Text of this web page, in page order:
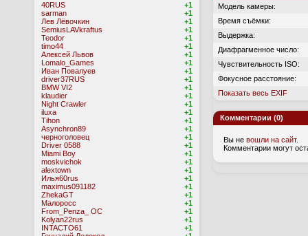
40RUS
+1
sarman
+1
Лев Лёвочкин
+1
SemiusLAVkraftus
+1
Teodor
+1
timo44
+1
Алексей Львов
+1
Lomalo_Games
+1
Иван Повалуев
+1
driver37RUS
+1
BMW VI2
+1
klaudier
+1
Night Crawler
+1
iluxa
+1
Tihon
+1
Asynchron89
+1
черноголовец
+1
Driver 0588
+1
Miami Boy
+1
moskvichok
+1
alextown
+1
Илья60rus
+1
maximus091182
+1
ZhekaGT
+1
Малоросс
+1
From_Penza_ OC
+1
Kolyan22rus
+1
INTACTO61
+1
Модель камеры:
Время съёмки:
Выдержка:
Диафрагменное число:
Чувствительность ISO:
Фокусное расстояние:
Показать весь EXIF
Комментарии (0)
Вы не вошли на сайт.
Комментарии могут